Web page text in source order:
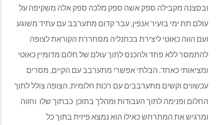
ובסצנה מקבילה ספק אשה ספק מלכה ספק אלה משקיפה על
עולם תת ימי בזעיר אנפין. עבר קדום מתערבב עם עתיד משוגע
ועם הווה כאוטי ליצירת בכחנליה מסחררת הקוראת לצופה
להתמסר ללא פחד ולהכנס לתוך עולם של חלום מדומיין כאוטי
ומציאותי כאחד. הבלתי אפשרי מתערבב עם הקיים, מסרים
עכשווים וקשים מתערבבים עם רכות חלומית. הצופה צולל לתוך
החלום ופנימה לתוך העבודות ומהלך בתוכן כבתוך שלו וחווה
ומרגיש את המתרחש כאילו הוא נמצא פיזית בתוך כל